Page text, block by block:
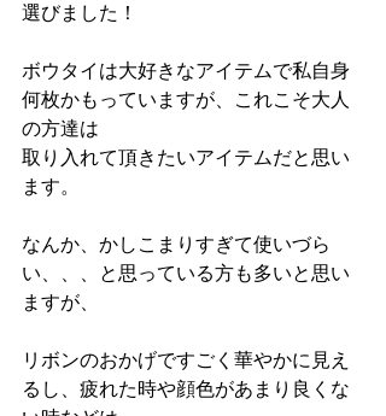
選びました！
ボウタイは大好きなアイテムで私自身
何枚かもっていますが、これこそ大人
の方達は
取り入れて頂きたいアイテムだと思い
ます。
なんか、かしこまりすぎて使いづら
い、、、と思っている方も多いと思い
ますが、
リボンのおかげですごく華やかに見え
るし、疲れた時や顔色があまり良くな